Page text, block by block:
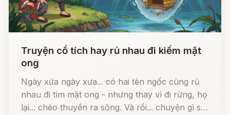
Truyện cổ tích hay rủ nhau đi kiếm mật
ong
Ngày xửa ngày xưa... có hai tên ngốc cùng rủ
nhau đi tìm mật ong - nhưng thay vì đi rừng, họ
lại... chèo thuyền ra sông. Và rồi... chuyện gì sẽ